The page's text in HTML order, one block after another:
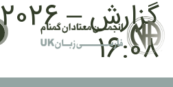
16:08